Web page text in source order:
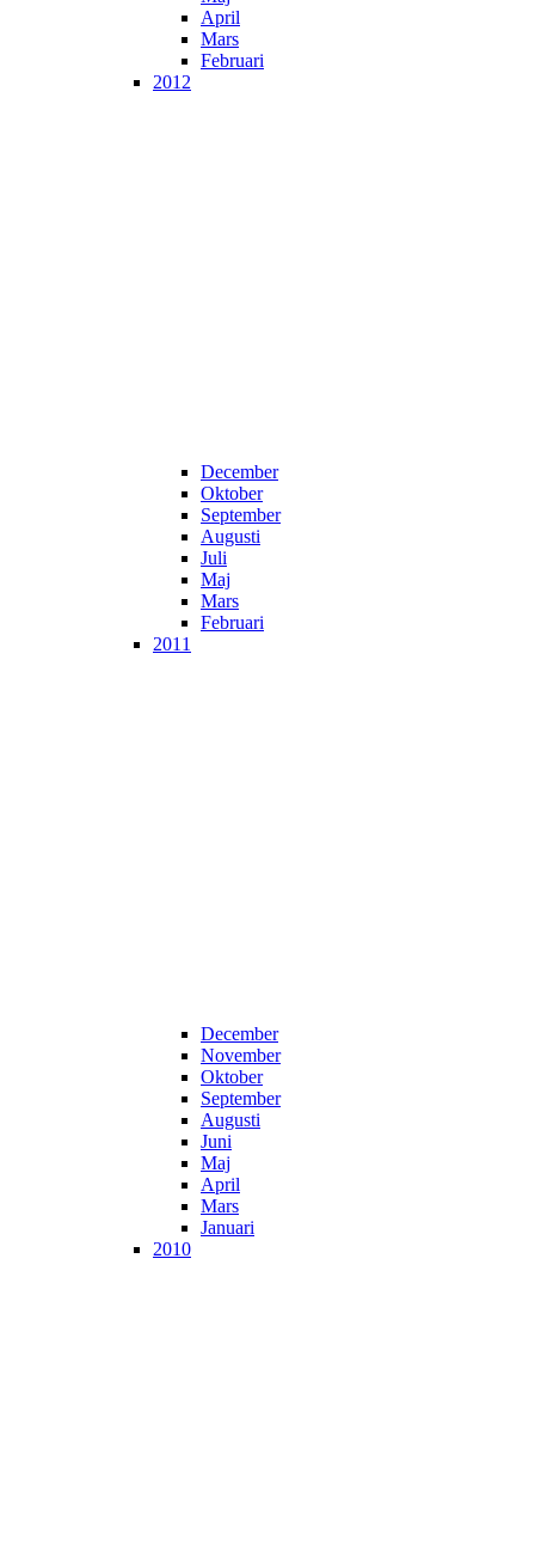
April
Mars
Februari
2012
December
Oktober
September
Augusti
Juli
Maj
Mars
Februari
2011
December
November
Oktober
September
Augusti
Juni
Maj
April
Mars
Januari
2010